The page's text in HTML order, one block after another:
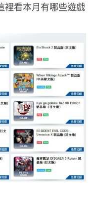
裡看本月有哪些遊戲